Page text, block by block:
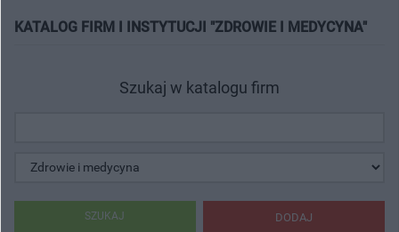
KATALOG FIRM I INSTYTUCJI "ZDROWIE I MEDYCYNA"
Szukaj w katalogu firm
DODAJ
SZUKAJ